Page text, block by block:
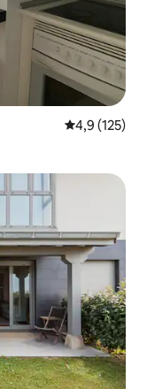
Évaluation
4,9 (125)